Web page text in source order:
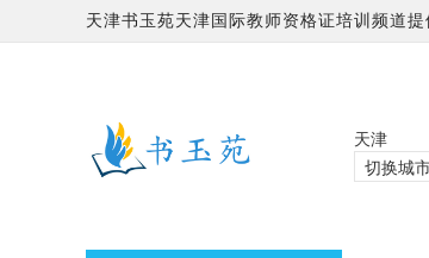
天津书玉苑天津国际教师资格证培训频道
天津
切换城